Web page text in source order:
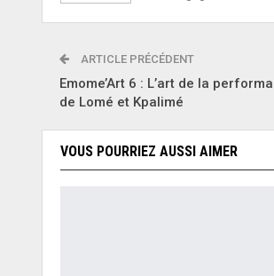
ARTICLE PRÉCÉDENT
Emome’Art 6 : L’art de la
de Lomé et Kpalimé
VOUS POURRIEZ AUSSI AIMER